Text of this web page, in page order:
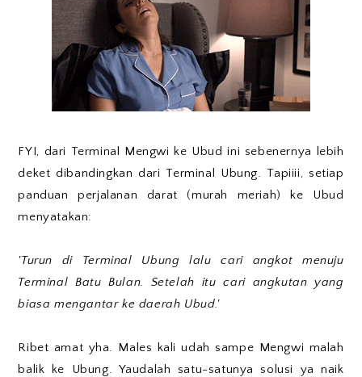
FYI, dari Terminal Mengwi ke Ubud ini sebenernya lebih
deket dibandingkan dari Terminal Ubung. Tapiiii, setiap
panduan perjalanan darat (murah meriah) ke Ubud
menyatakan:
'Turun di Terminal Ubung lalu cari angkot menuju
Terminal Batu Bulan. Setelah itu cari angkutan yang
biasa mengantar ke daerah Ubud.'
Ribet amat yha. Males kali udah sampe Mengwi malah
balik ke Ubung. Yaudalah satu-satunya solusi ya naik